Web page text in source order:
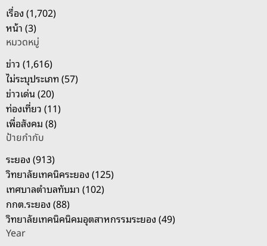
สำ
ห
รั
บ
:
เรื่อง (1,702)
หน้า (3)
หมวดหมู่
ข่าว (1,616)
ไม่ระบุประเภท (57)
ข่าวเด่น (20)
ท่องเที่ยว (11)
เพื่อสังคม (8)
ป้ายกำกับ
ระยอง (913)
วิทยาลัยเทคนิคระยอง (125)
เทศบาลตำบลทับมา (102)
กกต.ระยอง (88)
วิทยาลัยเทคนิคนิคมอุตสาหกรรมระยอง (49)
Year